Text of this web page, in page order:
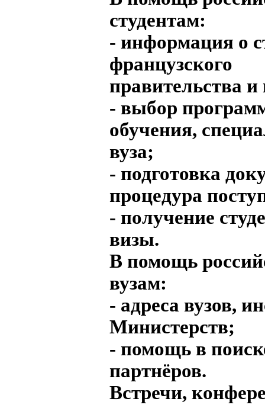
студентам:
- информация о
французского
правительства и
- выбор
обучения,
вуза;
- подготовка
процедура
- получение
визы.
В помощь
вузам:
- адреса вузов,
Министерств;
- помощь в
партнёров.
Встречи,